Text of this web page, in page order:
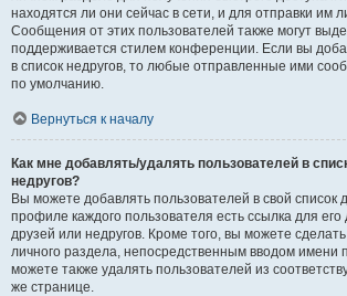
находятся ли они сейчас в сети, и для отправки им
Сообщения от этих пользователей также могут
поддерживается стилем конференции. Если вы
в список недругов, то любые отправленные ими
по умолчанию.
Вернуться к началу
Как мне добавлять/удалять пользователей в
недругов?
Вы можете добавлять пользователей в свой список
профиле каждого пользователя есть ссылка для его
друзей или недругов. Кроме того, вы можете
личного раздела, непосредственным вводом имени
можете также удалять пользователей из
же странице.